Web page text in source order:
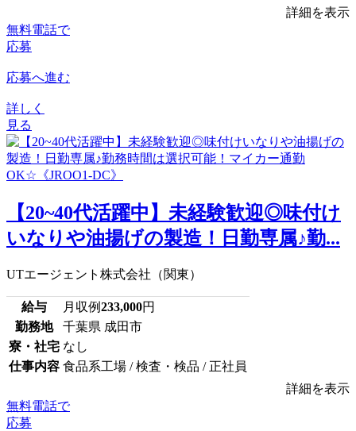
詳細を表示
無料電話で
応募
応募へ進む
詳しく
見る
【20~40代活躍中】未経験歓迎◎味付け
いなりや油揚げの製造！日勤専属♪勤...
UTエージェント株式会社（関東）
給与 月収例233,000円
勤務地
千葉県 成田市
寮・社宅 なし
仕事内容 食品系工場 / 検査・検品 / 正社員
詳細を表示
無料電話で
応募